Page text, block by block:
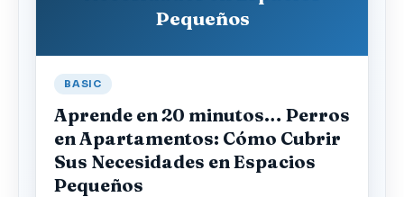
Pequeños
BASIC
Aprende en 20 minutos… Perros
en Apartamentos: Cómo Cubrir
Sus Necesidades en Espacios
Pequeños